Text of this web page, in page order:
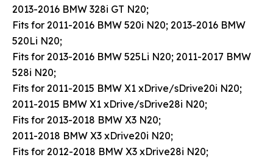
2013-2016 BMW 328i GT N20;
Fits for 2011-2016 BMW 520i N20; 2013-2016 BMW
520Li N20;
Fits for 2013-2016 BMW 525Li N20; 2011-2017 BMW
528i N20;
Fits for 2011-2015 BMW X1 xDrive/sDrive20i N20;
2011-2015 BMW X1 xDrive/sDrive28i N20;
Fits for 2013-2018 BMW X3 N20;
2011-2018 BMW X3 xDrive20i N20;
Fits for 2012-2018 BMW X3 xDrive28i N20;